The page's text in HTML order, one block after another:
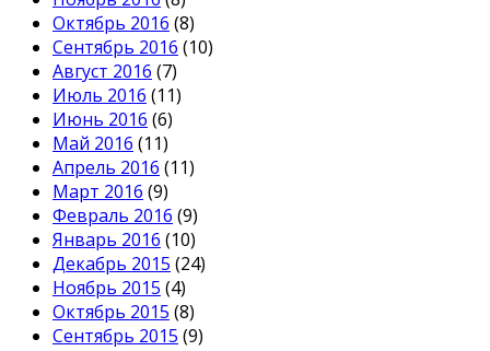
Октябрь 2016 (8)
Сентябрь 2016 (10)
Август 2016 (7)
Июль 2016 (11)
Июнь 2016 (6)
Май 2016 (11)
Апрель 2016 (11)
Март 2016 (9)
Февраль 2016 (9)
Январь 2016 (10)
Декабрь 2015 (24)
Ноябрь 2015 (4)
Октябрь 2015 (8)
Сентябрь 2015 (9)